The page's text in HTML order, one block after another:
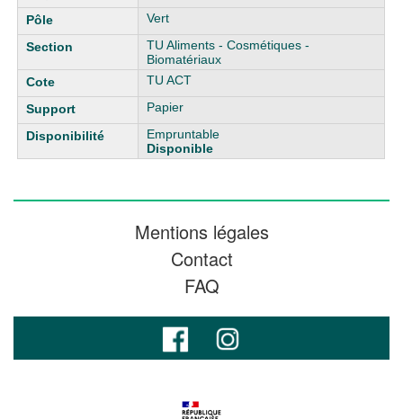
Vert
TU Aliments - Cosmétiques -
Biomatériaux
TU ACT
Papier
Empruntable
Disponible
Mentions légales
Contact
FAQ